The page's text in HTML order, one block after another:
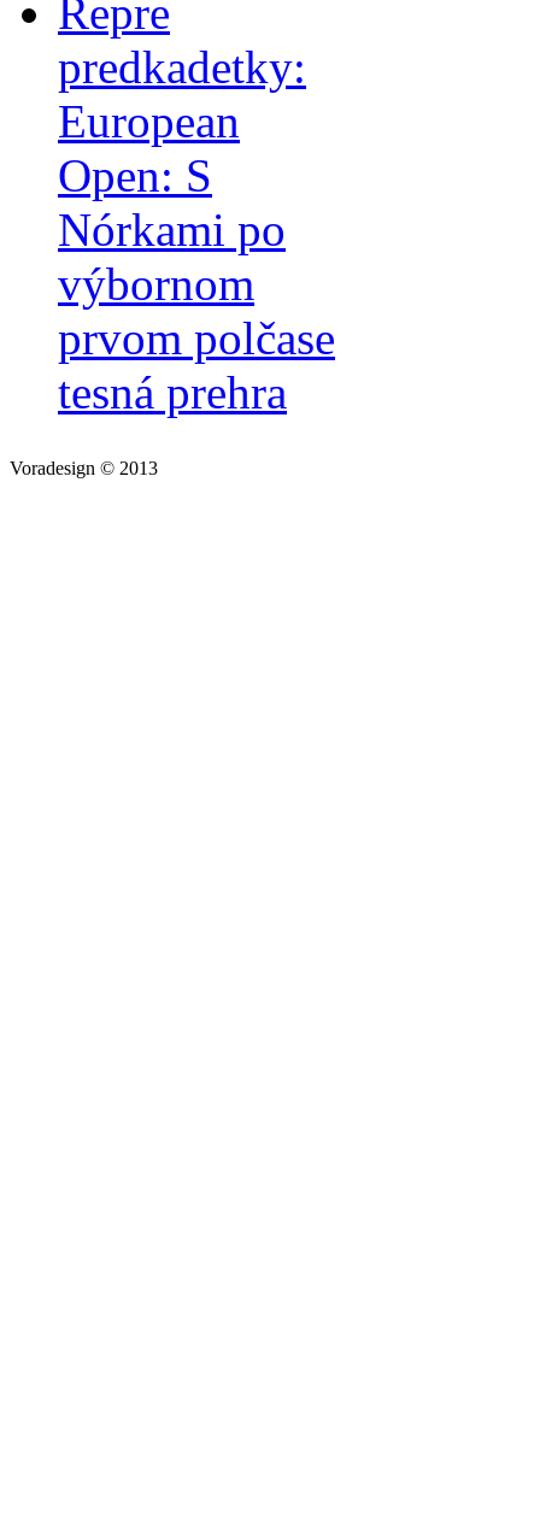
Repre
predkadetky:
European
Open: S
Nórkami po
výbornom
prvom polčase
tesná prehra
Voradesign © 2013